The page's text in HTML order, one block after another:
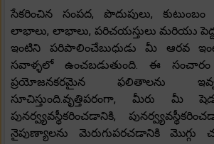
సేకరించిన సంపద, పొదుపులు,
లాభాలు, లాభాలు, పరిచయస్తులు మరియు పెద్ద
ఇంటిని పరిపాలించేబుధుడు మీ ఆరవ
సవాళ్ళలో ఉంచబడుతుంది. ఈ
ప్రయోజనకరమైన ఫలితాలను
సూచిస్తుంది.వృత్తిపరంగా, మీరు మీ
పునర్వ్యవస్థీకరించడానికి,
నైపుణ్యాలను మెరుగుపరచడానికి మొగ్గు